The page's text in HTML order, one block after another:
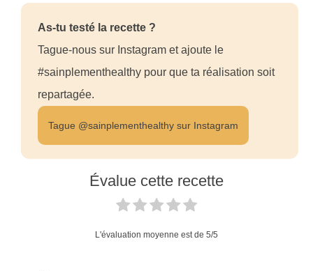
As-tu testé la recette ?
Tague-nous sur Instagram et ajoute le
#sainplementhealthy pour que ta réalisation soit
repartagée.
Tague @sainplementhealthy sur Instagram
Évalue cette recette
L'évaluation moyenne est de 5/5